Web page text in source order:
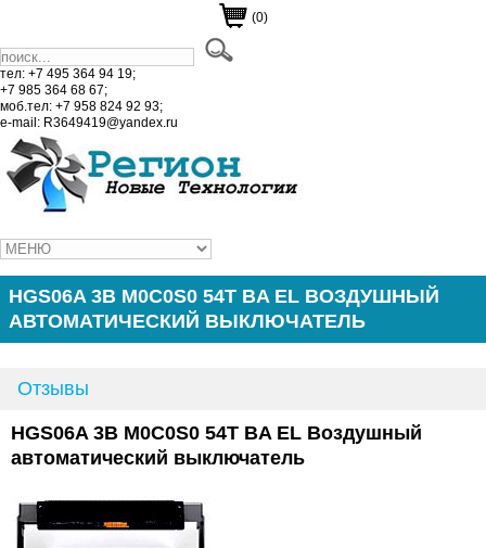
(0)
тел: +7 495 364 94 19;
+7 985 364 68 67;
моб.тел: +7 958 824 92 93;
e-mail: R3649419@yandex.ru
HGS06A 3B M0C0S0 54T BA EL ВОЗДУШНЫЙ
АВТОМАТИЧЕСКИЙ ВЫКЛЮЧАТЕЛЬ
Отзывы
HGS06A 3B M0C0S0 54T BA EL Воздушный
автоматический выключатель